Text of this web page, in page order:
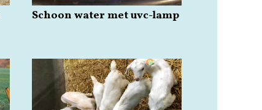
Schoon water met uvc-lamp